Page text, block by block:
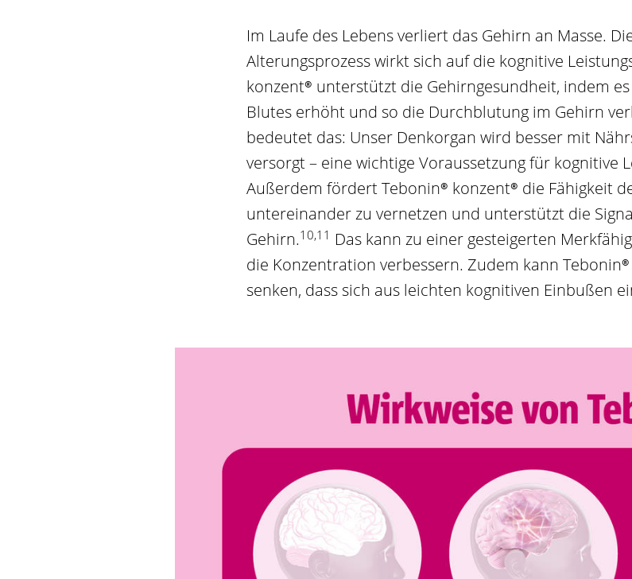
Im Laufe des Lebens verliert das Gehirn an Masse.
Alterungsprozess wirkt sich auf die kognitive
konzent® unterstützt die Gehirngesundheit, indem
Blutes erhöht und so die Durchblutung im Gehirn
bedeutet das: Unser Denkorgan wird besser mit
versorgt – eine wichtige Voraussetzung für kognitive
Außerdem fördertTebonin® konzent® die Fähigkeit
untereinander zu vernetzen und unterstützt die
Gehirn.10,11 Das kann zu einer gesteigerten
die Konzentration verbessern. Zudem kann Tebonin®
senken, dass sich aus leichten kognitiven Einbußen